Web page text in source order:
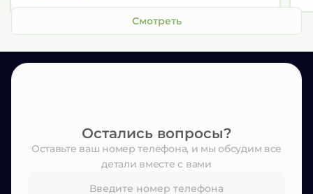
Смотреть
Остались вопросы?
Оставьте ваш номер телефона, и мы обсудим все
детали вместе с вами